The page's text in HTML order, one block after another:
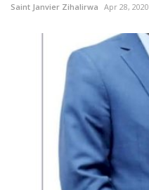
Saint Janvier Zihalirwa Apr 28, 2020